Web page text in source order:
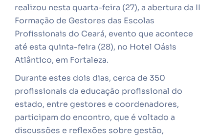
realizou nesta quarta-feira (27), a abertura da II
Formação de Gestores das Escolas
Profissionais do Ceará, evento que acontece
até esta quinta-feira (28), no Hotel Oásis
Atlântico, em Fortaleza.
Durante estes dois dias, cerca de 350
profissionais da educação profissional do
estado, entre gestores e coordenadores,
participam do encontro, que é voltado a
discussões e reflexões sobre gestão,